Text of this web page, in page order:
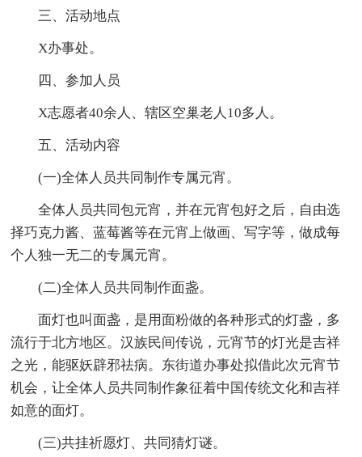
三、活动地点
X办事处。
四、参加人员
X志愿者40余人、辖区空巢老人10多人。
五、活动内容
(一)全体人员共同制作专属元宵。
全体人员共同包元宵，并在元宵包好之后，自由选
择巧克力酱、蓝莓酱等在元宵上做画、写字等，做成每
个人独一无二的专属元宵。
(二)全体人员共同制作面盏。
面灯也叫面盏，是用面粉做的各种形式的灯盏，多
流行于北方地区。汉族民间传说，元宵节的灯光是吉祥
之光，能驱妖辟邪祛病。东街道办事处拟借此次元宵节
机会，让全体人员共同制作象征着中国传统文化和吉祥
如意的面灯。
(三)共挂祈愿灯、共同猜灯谜。